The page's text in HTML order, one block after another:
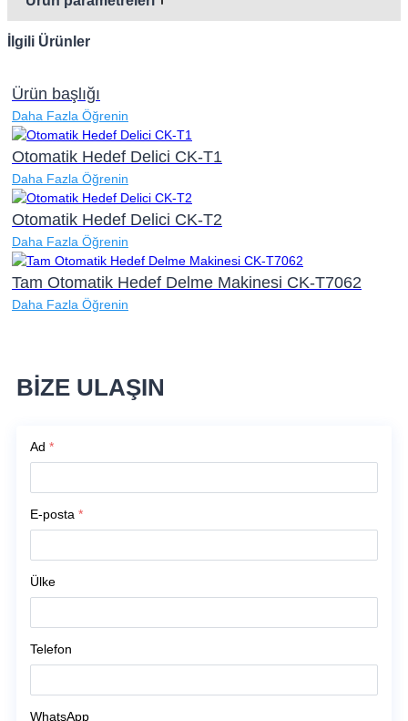
İlgili Ürünler
Ürün başlığı
Daha Fazla Öğrenin
Otomatik Hedef Delici CK-T1
Daha Fazla Öğrenin
Otomatik Hedef Delici CK-T2
Daha Fazla Öğrenin
Tam Otomatik Hedef Delme Makinesi CK-T7062
Daha Fazla Öğrenin
BİZE ULAŞIN
Ad *
E-posta *
Ülke
Telefon
WhatsApp